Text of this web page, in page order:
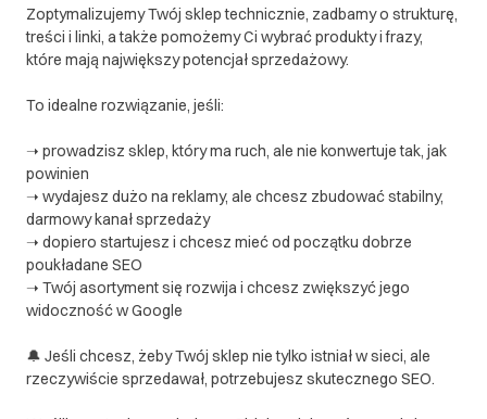
Zoptymalizujemy Twój sklep technicznie, zadbamy o strukturę,
treści i linki, a także pomożemy Ci wybrać produkty i frazy,
które mają największy potencjał sprzedażowy.
To idealne rozwiązanie, jeśli:
➝ prowadzisz sklep, który ma ruch, ale nie konwertuje tak, jak
powinien
➝ wydajesz dużo na reklamy, ale chcesz zbudować stabilny,
darmowy kanał sprzedaży
➝ dopiero startujesz i chcesz mieć od początku dobrze
poukładane SEO
➝ Twój asortyment się rozwija i chcesz zwiększyć jego
widoczność w Google
🔔 Jeśli chcesz, żeby Twój sklep nie tylko istniał w sieci, ale
rzeczywiście sprzedawał, potrzebujesz skutecznego SEO.